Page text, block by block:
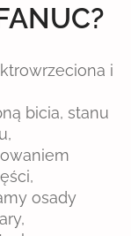
i
bicia, stanu
osady